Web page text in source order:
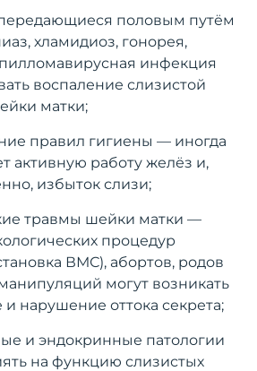
половым путём
хламидиоз, гонорея,
инфекция
воспаление слизистой
матки;
правил гигиены — иногда
активную работу желёз и,
избыток слизи;
травмы шейки матки —
процедур
ВМС), абортов, родов
могут возникать
нарушение оттока секрета;
и эндокринные патологии
на функцию слизистых